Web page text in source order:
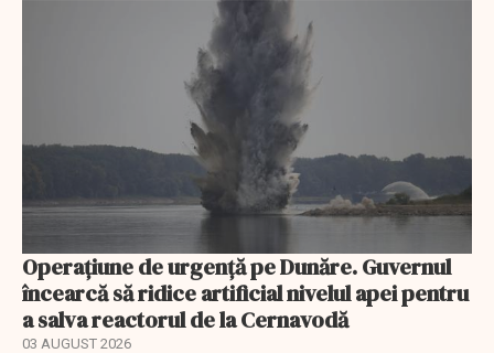
Operațiune de urgență pe Dunăre. Guvernul
încearcă să ridice artificial nivelul apei pentru
a salva reactorul de la Cernavodă
03 AUGUST 2026